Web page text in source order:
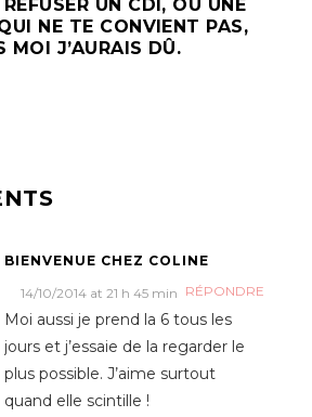
UN CDI, OU UNE
NE TE CONVIENT PAS,
MOI J’AURAIS DÛ.
BIENVENUE CHEZ COLINE
14/10/2014 at 21 h 45 min RÉPONDRE
Moi aussi je prend la 6 tous les
jours et j’essaie de la regarder le
plus possible. J’aime surtout
quand elle scintille !